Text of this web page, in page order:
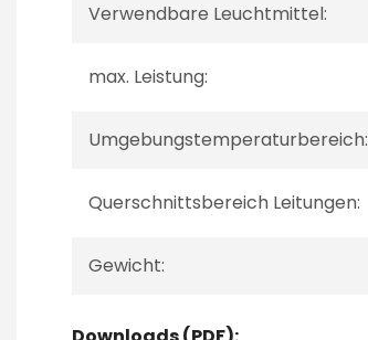
Verwendbare Leuchtmittel:
max. Leistung:
Umgebungstemperaturbereich:
Querschnittsbereich Leitungen:
Gewicht: